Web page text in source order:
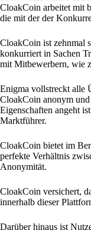
CloakCoin arbeitet mit
die mit der der
CloakCoin ist zehnmal
konkurriert in Sachen
mit Mitbewerbern, wie
Enigma vollstreckt alle
CloakCoin anonym
Eigenschaften angeht
Marktführer.
CloakCoin bietet im
perfekte Verhältnis
Anonymität.
CloakCoin versichert,
innerhalb dieser
Darüber hinaus ist